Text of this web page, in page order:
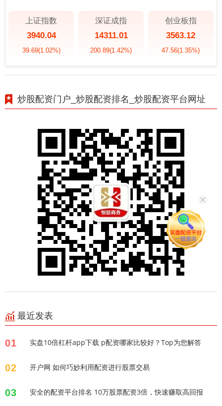
上证指数
3940.04
39.69(1.02%)
深证成指
14311.01
200.89(1.42%)
创业板指
3563.12
47.56(1.35%)
炒股配资门户_炒股配资排名_炒股配资平台网址
最近发表
01 实盘10倍杠杆app下载 p配资哪家比较好？Top为您解答
02 开户网 如何巧妙利用配资进行股票交易
03 安全的配资平台排名 10万股票配资3倍，快速赚取高回报